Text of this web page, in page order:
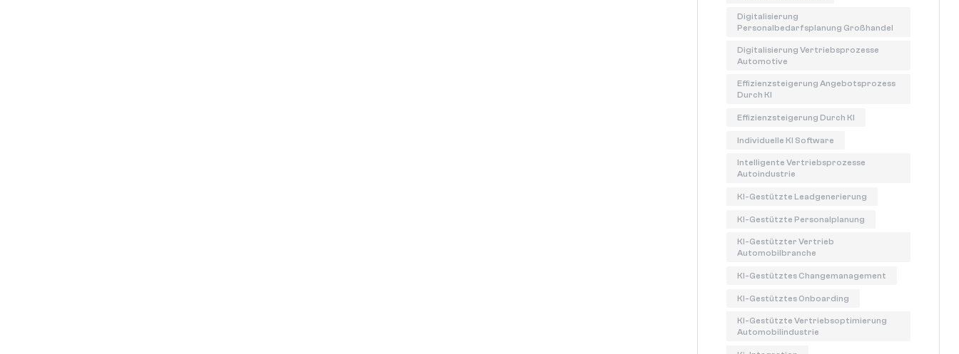
Digitalisierung
Personalbedarfsplanung Großhandel
Digitalisierung Vertriebsprozesse
Automotive
Effizienzsteigerung Angebotsprozess
Durch KI
Effizienzsteigerung Durch KI
Individuelle KI Software
Intelligente Vertriebsprozesse
Autoindustrie
KI-Gestützte Leadgenerierung
KI-Gestützte Personalplanung
KI-Gestützter Vertrieb
Automobilbranche
KI-Gestütztes Changemanagement
KI-Gestütztes Onboarding
KI-Gestützte Vertriebsoptimierung
Automobilindustrie